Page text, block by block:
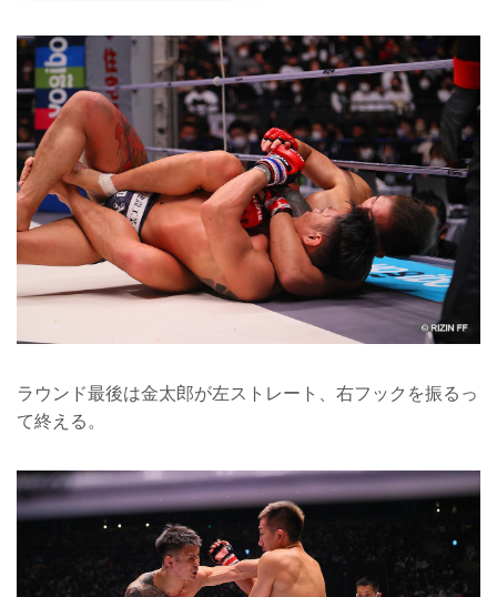
ラウンド最後は金太郎が左ストレート、右フックを振るっ
て終える。